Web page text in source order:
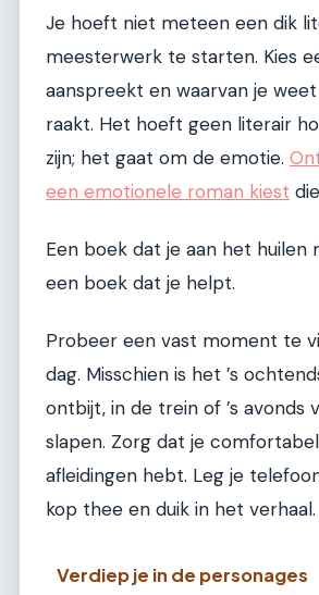
Je hoeft niet meteen een dik
meesterwerk te starten. Kies
aanspreekt en waarvan je
raakt. Het hoeft geen literair
zijn; het gaat om de emotie.
een emotionele roman kiest
Een boek dat je aan het huilen
een boek dat je helpt.
Probeer een vast moment te
dag. Misschien is het ’s
ontbijt, in de trein of ’s avonds
slapen. Zorg dat je
afleidingen hebt. Leg je
kop thee en duik in het verhaal.
Verdiep je in de personages